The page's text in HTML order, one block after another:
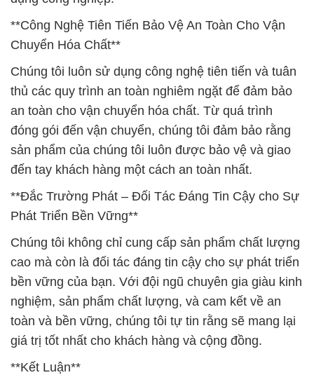
**Công Nghệ Tiên Tiến Bảo Vệ An Toàn Cho Vận
Chuyển Hóa Chất**
Chúng tôi luôn sử dụng công nghệ tiên tiến và tuân
thủ các quy trình an toàn nghiêm ngặt để đảm bảo
an toàn cho vận chuyển hóa chất. Từ quá trình
đóng gói đến vận chuyển, chúng tôi đảm bảo rằng
sản phẩm của chúng tôi luôn được bảo vệ và giao
đến tay khách hàng một cách an toàn nhất.
**Đắc Trường Phát – Đối Tác Đáng Tin Cậy cho Sự
Phát Triển Bền Vững**
Chúng tôi không chỉ cung cấp sản phẩm chất lượng
cao mà còn là đối tác đáng tin cậy cho sự phát triển
bền vững của bạn. Với đội ngũ chuyên gia giàu kinh
nghiệm, sản phẩm chất lượng, và cam kết về an
toàn và bền vững, chúng tôi tự tin rằng sẽ mang lại
giá trị tốt nhất cho khách hàng và cộng đồng.
**Kết Luận**